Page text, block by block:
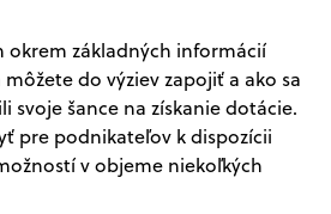
okrem základných informácií
do výziev zapojiť a ako sa
svoje šance na získanie dotácie.
pre podnikateľov k dispozícii
v objeme niekoľkých